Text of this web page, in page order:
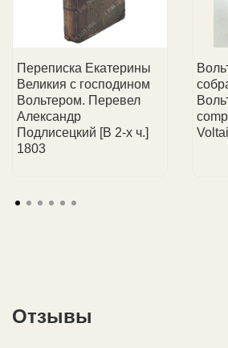
об оплате придет на Ваш e-
📞 Менеджер свяжется с вами,
детали доставки.
атрибуцией при покупке.
💼 Услуги для всех:
Переписка Екатерины
Великия с господином
Вольтером. Перевел
Александр
Подлисецкий [В 2-х ч.]
1803
Отзывы